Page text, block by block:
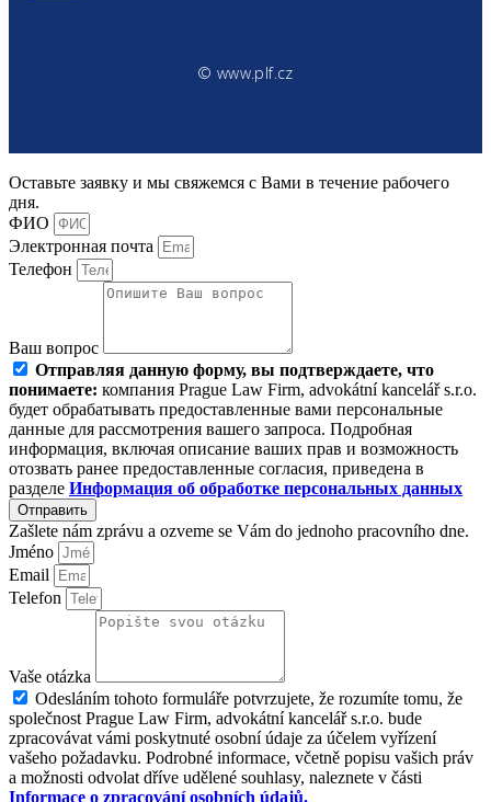
© www.plf.cz
Оставьте заявку и мы свяжемся с Вами в течение рабочего
дня.
ФИО
Электронная почта
Телефон
Ваш вопрос
Отправляя данную форму, вы подтверждаете, что
понимаете: компания Prague Law Firm, advokátní kancelář s.r.o.
будет обрабатывать предоставленные вами персональные
данные для рассмотрения вашего запроса. Подробная
информация, включая описание ваших прав и возможность
отозвать ранее предоставленные согласия, приведена в
разделе Информация об обработке персональных данных
Отправить
Zašlete nám zprávu a ozveme se Vám do jednoho pracovního dne.
Jméno
Email
Telefon
Vaše otázka
Odesláním tohoto formuláře potvrzujete, že rozumíte tomu, že
společnost Prague Law Firm, advokátní kancelář s.r.o. bude
zpracovávat vámi poskytnuté osobní údaje za účelem vyřízení
vašeho požadavku. Podrobné informace, včetně popisu vašich práv
a možnosti odvolat dříve udělené souhlasy, naleznete v části
Informace o zpracování osobních údajů.